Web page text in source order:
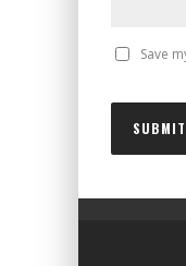
Save